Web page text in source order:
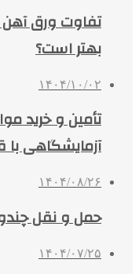
تفاوت ورق
بهتر است؟
۱۴۰۴/۱۰/۰۲
تأمین و خرید
آزمایشگاهی
۱۴۰۴/۰۸/۲۶
حمل و نقل
۱۴۰۴/۰۷/۲۵